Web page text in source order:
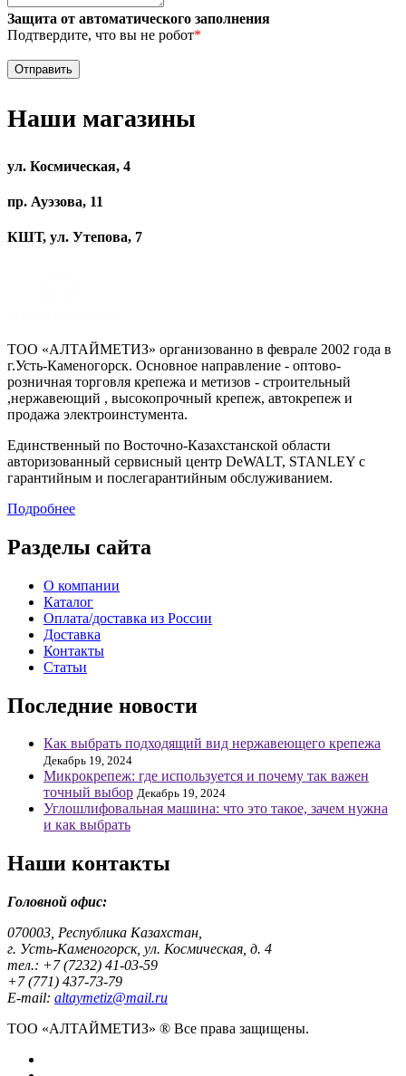
Защита от автоматического заполнения
Подтвердите, что вы не робот*
Наши магазины
ул. Космическая, 4
пр. Ауэзова, 11
КШТ, ул. Утепова, 7
ТОО «АЛТАЙМЕТИЗ» организованно в феврале 2002 года в
г.Усть-Каменогорск. Основное направление - оптово-
розничная торговля крепежа и метизов - строительный
,нержавеющий , высокопрочный крепеж, автокрепеж и
продажа электроинстумента.
Единственный по Восточно-Казахстанской области
авторизованный сервисный центр DeWALT, STANLEY с
гарантийным и послегарантийным обслуживанием.
Подробнее
Разделы сайта
О компании
Каталог
Оплата/доставка из России
Доставка
Контакты
Статьи
Последние новости
Как выбрать подходящий вид нержавеющего крепежа
Декабрь 19, 2024
Микрокрепеж: где используется и почему так важен
точный выбор Декабрь 19, 2024
Углошлифовальная машина: что это такое, зачем нужна
и как выбрать
Наши контакты
Головной офис:
070003, Республика Казахстан,
г. Усть-Каменогорск, ул. Космическая, д. 4
тел.: +7 (7232) 41-03-59
+7 (771) 437-73-79
E-mail: altaymetiz@mail.ru
ТОО «АЛТАЙМЕТИЗ» ® Все права защищены.